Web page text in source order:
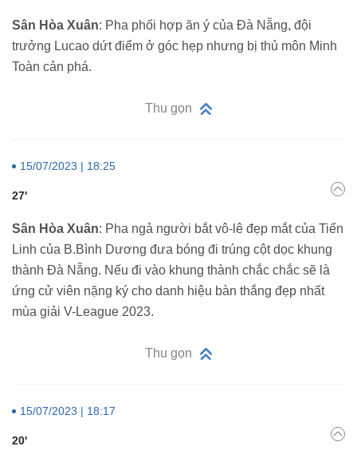
Sân Hòa Xuân: Pha phối hợp ăn ý của Đà Nẵng, đội
trưởng Lucao dứt điểm ở góc hẹp nhưng bị thủ môn Minh
Toàn cản phá.
Thu gọn
15/07/2023 | 18:25
27'
Sân Hòa Xuân: Pha ngả người bắt vô-lê đẹp mắt của Tiến
Linh của B.Bình Dương đưa bóng đi trúng cột dọc khung
thành Đà Nẵng. Nếu đi vào khung thành chắc chắc sẽ là
ứng cử viên nặng ký cho danh hiệu bàn thắng đẹp nhất
mùa giải V-League 2023.
Thu gọn
15/07/2023 | 18:17
20'